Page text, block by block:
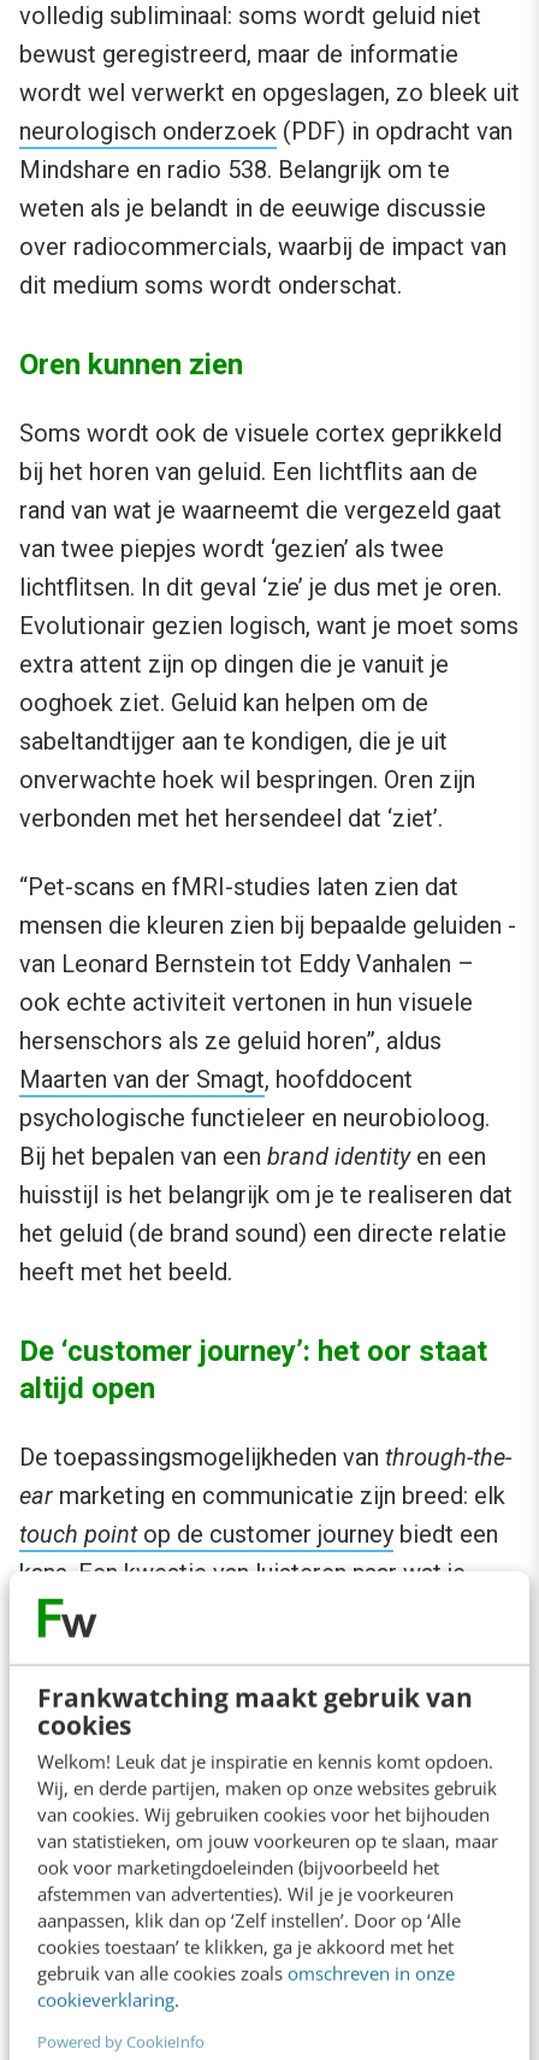
Frankwatching maakt gebruik van
cookies
Welkom! Leuk dat je inspiratie en kennis komt opdoen.
Wij, en derde partijen, maken op onze websites gebruik
van cookies. Wij gebruiken cookies voor het bijhouden
van statistieken, om jouw voorkeuren op te slaan, maar
ook voor marketingdoeleinden (bijvoorbeeld het
afstemmen van advertenties). Wil je je voorkeuren
aanpassen, klik dan op ‘Zelf instellen’. Door op ‘Alle
cookies toestaan’ te klikken, ga je akkoord met het
gebruik van alle cookies zoals omschreven in onze
cookieverklaring.
Powered by CookieInfo
volledig subliminaal: soms wordt geluid niet
bewust geregistreerd, maar de informatie
wordt wel verwerkt en opgeslagen, zo bleek uit
neurologisch onderzoek (PDF) in opdracht van
Mindshare en radio 538. Belangrijk om te
weten als je belandt in de eeuwige discussie
over radiocommercials, waarbij de impact van
dit medium soms wordt onderschat.
Oren kunnen zien
Soms wordt ook de visuele cortex geprikkeld
bij het horen van geluid. Een lichtflits aan de
rand van wat je waarneemt die vergezeld gaat
van twee piepjes wordt ‘gezien’ als twee
lichtflitsen. In dit geval ‘zie’ je dus met je oren.
Evolutionair gezien logisch, want je moet soms
extra attent zijn op dingen die je vanuit je
ooghoek ziet. Geluid kan helpen om de
sabeltandtijger aan te kondigen, die je uit
onverwachte hoek wil bespringen. Oren zijn
verbonden met het hersendeel dat ‘ziet’.
“Pet-scans en fMRI-studies laten zien dat
mensen die kleuren zien bij bepaalde geluiden -
van Leonard Bernstein tot Eddy Vanhalen –
ook echte activiteit vertonen in hun visuele
hersenschors als ze geluid horen”, aldus
Maarten van der Smagt, hoofddocent
psychologische functieleer en neurobioloog.
Bij het bepalen van een brand identityen een
huisstijl is het belangrijk om je te realiseren dat
het geluid (de brand sound) een directe relatie
heeft met het beeld.
De ‘customer journey’: het oor staat
altijd open
De toepassingsmogelijkheden van through-the-
ear marketing en communicatie zijn breed: elk
touch pointop de customer journey biedt een
kans. Een kwestie van luisteren naar wat je
klanten willen: vaak kan geluid het antwoord
je geluid overal inzetten binnen de customer
journey. Van een ringtone en een sprekend
visitekaartje tot een plotselingesound take-
overop je home page.
Het oor staat wijd open op Spotify
Streaming muziek via smartphone en tablet,
dat beslaat de halve customer journeyvan de
jongere generaties. Met vele duizenden gratis